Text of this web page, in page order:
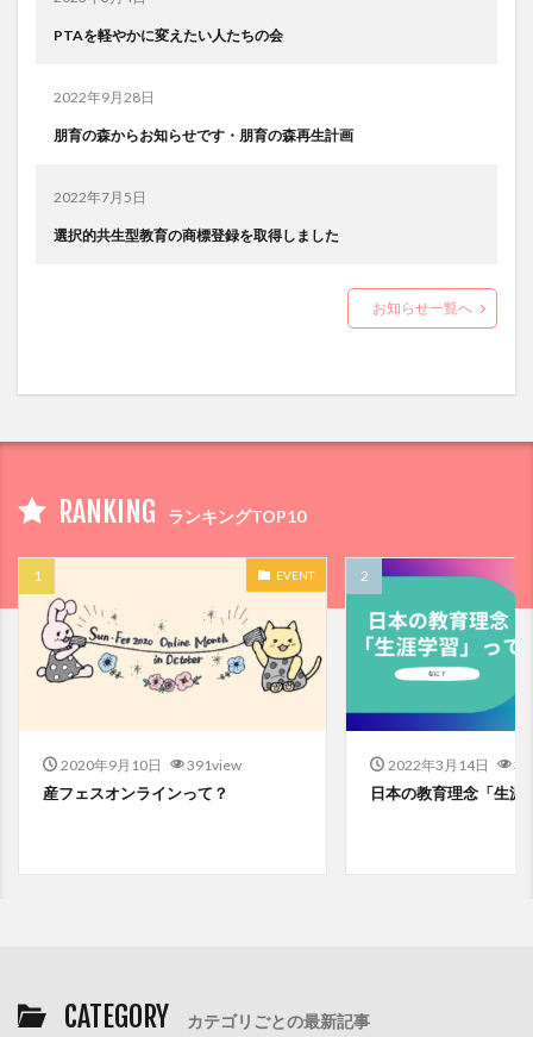
PTAを軽やかに変えたい人たちの会
2022年9月28日
朋育の森からお知らせです・朋育の森再生計画
2022年7月5日
選択的共生型教育の商標登録を取得しました
お知らせ一覧へ
RANKING ランキングTOP10
EVENT
2020年9月10日 391view
産フェスオンラインって？
2022年3月14日
日本の教育理念「生涯
CATEGORY カテゴリごとの最新記事